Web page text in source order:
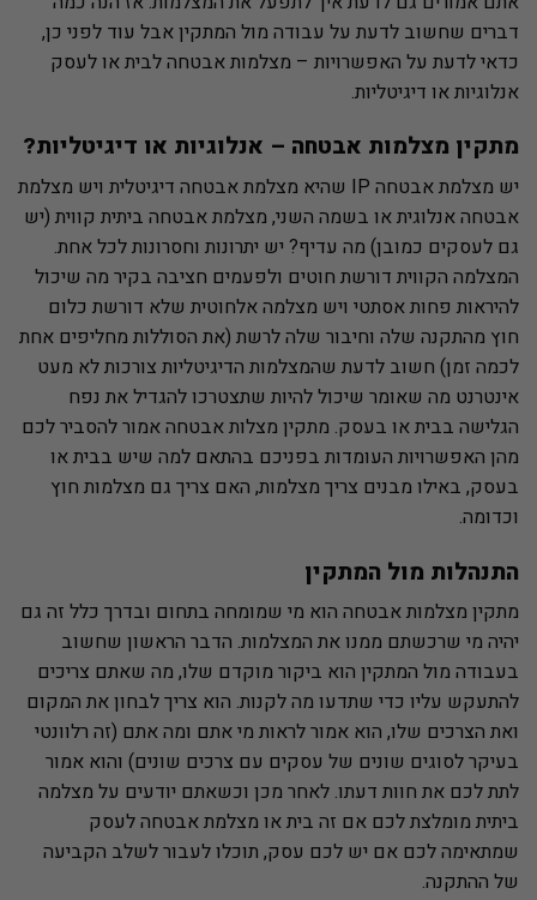
דברים שחשוב לדעת על עבודה מול המתקין אבל עוד לפני כן,
כדאי לדעת על האפשרויות – מצלמות אבטחה לבית או לעסק
אנלוגיות או דיגיטליות.
מתקין מצלמות אבטחה – אנלוגיות או דיגיטליות?
יש מצלמת אבטחה IP שהיא מצלמת אבטחה דיגיטלית ויש מצלמת
אבטחה אנלוגית או בשמה השני, מצלמת אבטחה ביתית קווית (יש
גם לעסקים כמובן) מה עדיף? יש יתרונות וחסרונות לכל אחת.
המצלמה הקווית דורשת חוטים ולפעמים חציבה בקיר מה שיכול
להיראות פחות אסתטי ויש מצלמה אלחוטית שלא דורשת כלום
חוץ מהתקנה שלה וחיבור שלה לרשת (את הסוללות מחליפים אחת
לכמה זמן) חשוב לדעת שהמצלמות הדיגיטליות צורכות לא מעט
אינטרנט מה שאומר שיכול להיות שתצטרכו להגדיל את נפח
הגלישה בבית או בעסק. מתקין מצלות אבטחה אמור להסביר לכם
מהן האפשרויות העומדות בפניכם בהתאם למה שיש בבית או
בעסק, באילו מבנים צריך מצלמות, האם צריך גם מצלמות חוץ
וכדומה.
התנהלות מול המתקין
מתקין מצלמות אבטחה הוא מי שמומחה בתחום ובדרך כלל זה גם
יהיה מי שרכשתם ממנו את המצלמות. הדבר הראשון שחשוב
בעבודה מול המתקין הוא ביקור מוקדם שלו, מה שאתם צריכים
להתעקש עליו כדי שתדעו מה לקנות. הוא צריך לבחון את המקום
ואת הצרכים שלו, הוא אמור לראות מי אתם ומה אתם (זה רלוונטי
בעיקר לסוגים שונים של עסקים עם צרכים שונים) והוא אמור
לתת לכם את חוות דעתו. לאחר מכן וכשאתם יודעים על מצלמה
ביתית מומלצת לכם אם זה בית או מצלמת אבטחה לעסק
שמתאימה לכם אם יש לכם עסק, תוכלו לעבור לשלב הקביעה
של ההתקנה.